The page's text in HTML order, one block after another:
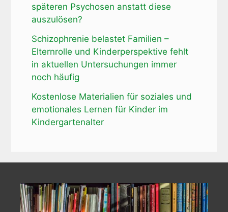
späteren Psychosen anstatt diese
auszulösen?
Schizophrenie belastet Familien –
Elternrolle und Kinderperspektive fehlt
in aktuellen Untersuchungen immer
noch häufig
Kostenlose Materialien für soziales und
emotionales Lernen für Kinder im
Kindergartenalter